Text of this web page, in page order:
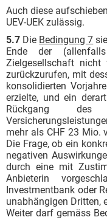
Auch diese
UEV-UEK zulässig.
5.7 Die Bedingung 7
Ende der
Zielgesellschaft
zurückzurufen, mit
konsolidierten
erzielte, und ein
Rückgang
mehr als CHF 23 Mio.
Die Frage, ob ein
negativen
durch eine mit
Anbieterin
Investmentbank oder
unabhängigen Dritten,
Weiter darf gemäss